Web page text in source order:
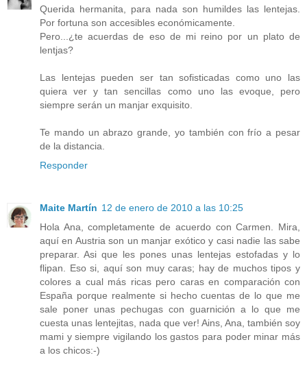
Querida hermanita, para nada son humildes las lentejas.
Por fortuna son accesibles económicamente.
Pero...¿te acuerdas de eso de mi reino por un plato de
lentjas?
Las lentejas pueden ser tan sofisticadas como uno las
quiera ver y tan sencillas como uno las evoque, pero
siempre serán un manjar exquisito.
Te mando un abrazo grande, yo también con frío a pesar
de la distancia.
Responder
Maite Martín 12 de enero de 2010 a las 10:25
Hola Ana, completamente de acuerdo con Carmen. Mira,
aquí en Austria son un manjar exótico y casi nadie las sabe
preparar. Asi que les pones unas lentejas estofadas y lo
flipan. Eso si, aquí son muy caras; hay de muchos tipos y
colores a cual más ricas pero caras en comparación con
España porque realmente si hecho cuentas de lo que me
sale poner unas pechugas con guarnición a lo que me
cuesta unas lentejitas, nada que ver! Ains, Ana, también soy
mami y siempre vigilando los gastos para poder minar más
a los chicos:-)